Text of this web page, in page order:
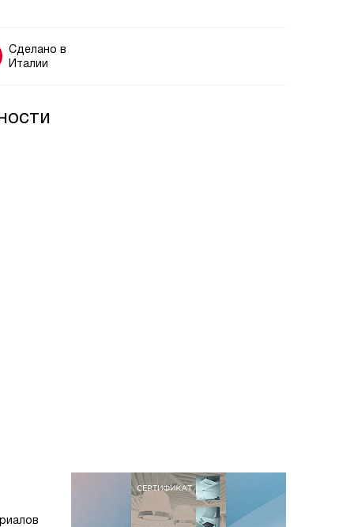
Сделано в
Италии